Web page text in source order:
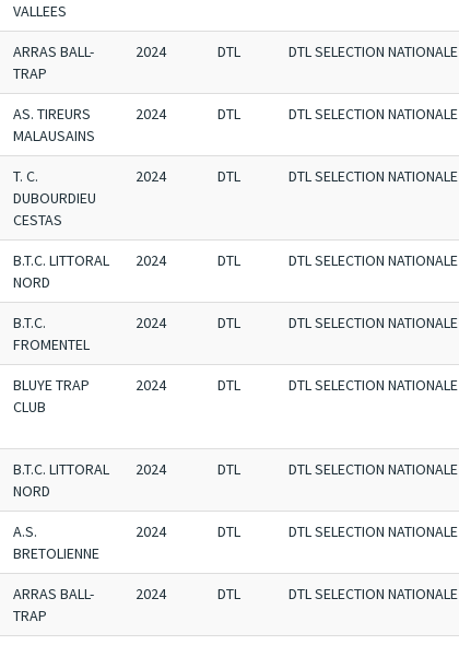
VALLEES
ARRAS BALL-
TRAP
2024 DTL DTL SELECTION NATIONALE
AS. TIREURS
MALAUSAINS
2024 DTL DTL SELECTION NATIONALE
T. C.
DUBOURDIEU
CESTAS
2024 DTL DTL SELECTION NATIONALE
B.T.C. LITTORAL
NORD
2024 DTL DTL SELECTION NATIONALE
B.T.C.
FROMENTEL
2024 DTL DTL SELECTION NATIONALE
BLUYE TRAP
CLUB
2024 DTL DTL SELECTION NATIONALE
B.T.C. LITTORAL
NORD
2024 DTL DTL SELECTION NATIONALE
A.S.
BRETOLIENNE
2024 DTL DTL SELECTION NATIONALE
ARRAS BALL-
TRAP
2024 DTL DTL SELECTION NATIONALE